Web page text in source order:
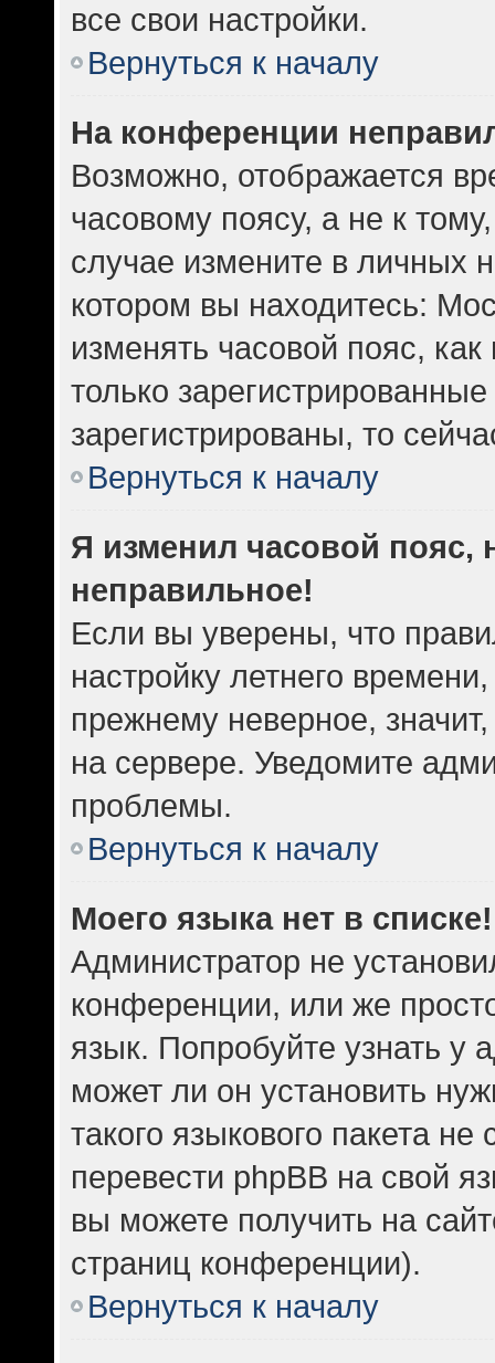
все свои настройки.
Вернуться к началу
На конференции
Возможно, отображается
часовому поясу, а не к
случае измените в личных
котором вы находитесь:
изменять часовой пояс,
только
зарегистрированы, то
Вернуться к началу
Я изменил часовой пояс,
неправильное!
Если вы уверены, что
настройку летнего
прежнему неверное,
на сервере. Уведомите
проблемы.
Вернуться к началу
Моего языка нет в списке!
Администратор не
конференции, или же
язык. Попробуйте узнать у
может ли он установить
такого языкового пакета
перевести phpBB на свой
вы можете получить на
страниц конференции).
Вернуться к началу